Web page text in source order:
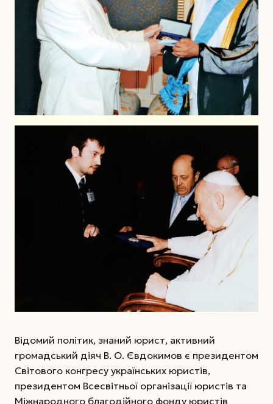
Відомий політик, знаний юрист, активний
громадський діяч В. О. Євдокимов є президентом
Світового конгресу україн­ських юристів,
президентом Всесвітньої організації юристів та
Міжнародного благодійного фонду юристів